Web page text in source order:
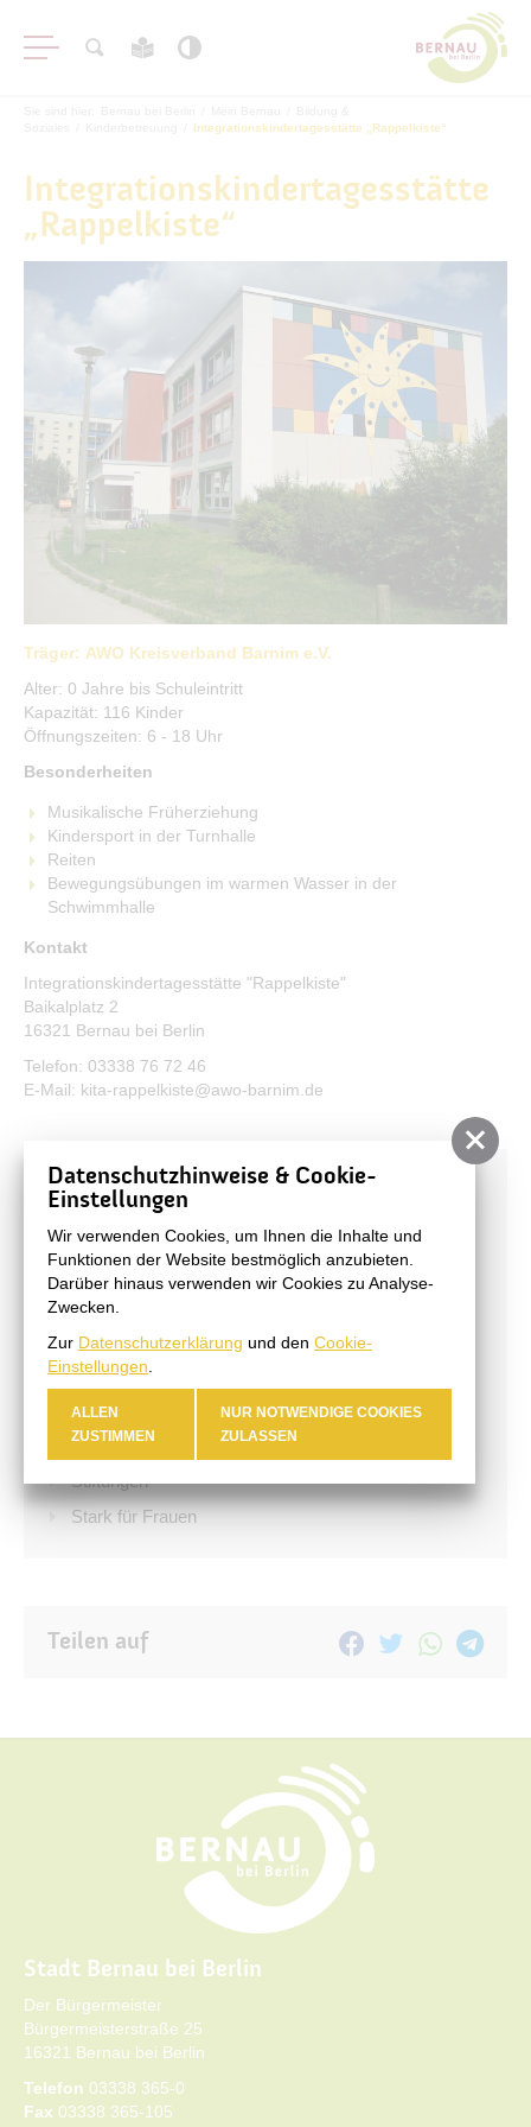
Bildung & Soziales
Kinderbetreuung
Schule & Bildung
Jugend
Kinderfreundliche Kommune
Stadtbibliothek
Integration & Welcome Center
Stark für Frauen
Leben & Freizeit
Grüne Stadt
Integrationskindertagesstätte „Rappelkiste“
Integrationskindertagesstätte
„Rappelkiste“
Träger: AWO Kreisverband Barnim e.V.
Alter: 0 Jahre bis Schuleintritt
Kapazität: 116 Kinder
Öffnungszeiten: 6 - 18 Uhr
Besonderheiten
Musikalische Früherziehung
Kindersport in der Turnhalle
Reiten
Bewegungsübungen im warmen Wasser in der
Schwimmhalle
Kontakt
Integrationskindertagesstätte "Rappelkiste"
Baikalplatz 2
16321 Bernau bei Berlin
Telefon: 03338 76 72 46
E-Mail: kita-rappelkiste@awo-barnim.de
Bildung & Soziales
Kinderbetreuung
Schule & Bildung
Jugend
Kinderfreundliche Kommune
Stadtbibliothek
Integration & Welcome Center
Menschen mit Behinderung
Stiftungen
Stark für Frauen
Teilen auf
Stadt Bernau bei Berlin
Der Bürgermeister
Bürgermeisterstraße 25
16321 Bernau bei Berlin
Telefon 03338 365-0
Fax 03338 365-105
Datenschutzhinweise & Cookie-
Einstellungen
Wir verwenden Cookies, um Ihnen die Inhalte und
Funktionen der Website bestmöglich anzubieten.
Darüber hinaus verwenden wir Cookies zu Analyse-
Zwecken.
Zur Datenschutzerklärung und den Cookie-
Einstellungen
ALLEN
ZUSTIMMEN
NUR NOTWENDIGE COOKIES
ZULASSEN